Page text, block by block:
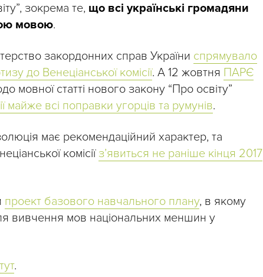
зокрема те, що всі українські громадяни
мовою.
закордонних справ України спрямувало
до Венеціанської комісії. А 12 жовтня ПАРЄ
мовної статті нового закону “Про освіту”
майже всі поправки угорців та румунів.
має рекомендаційний характер, та
комісії з’явиться не раніше кінця 2017
проект базового навчального плану, в якому
вивчення мов національних меншин у
тут.